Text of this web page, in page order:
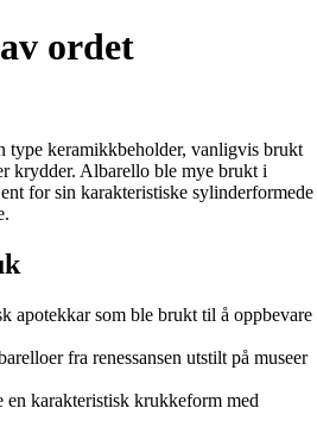
ordet
type keramikkbeholder, vanligvis brukt
krydder. Albarello ble mye brukt i
for sin karakteristiske sylinderformede
apotekkar som ble brukt til å oppbevare
fra renessansen utstilt på museer
en karakteristisk krukkeform med